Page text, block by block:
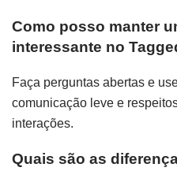
Como posso manter
interessante no
Faça perguntas abertas e
comunicação leve e
interações.
Quais são as